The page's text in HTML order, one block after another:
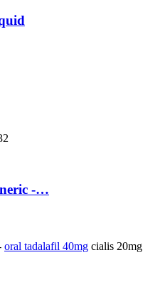
-…
oral tadalafil 40mg cialis 20mg